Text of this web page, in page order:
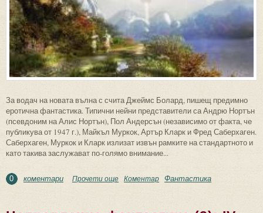
За водач на новата вълна с счита Джеймс Болард, пишещ предимно
еротична фантастика. Типични нейни представители са Андрю Нортън
(псевдоним на Алис Нортън), Пол Андерсън (независимо от факта, че
публикува от 1947 г.), Майкъл Муркок, Артър Кларк и Фред Саберхаген.
Саберхаген, Муркок и Кларк излизат извън рамките на стандартното и
като такива заслужават по-голямо внимание...
0 коментари Прочети още about Направление фантастика (3): III.
Коментар Фантастика